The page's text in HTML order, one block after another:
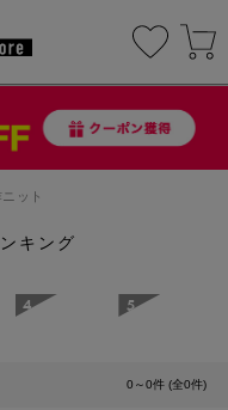
ット
キング
4 5
0～0件 (全0件)